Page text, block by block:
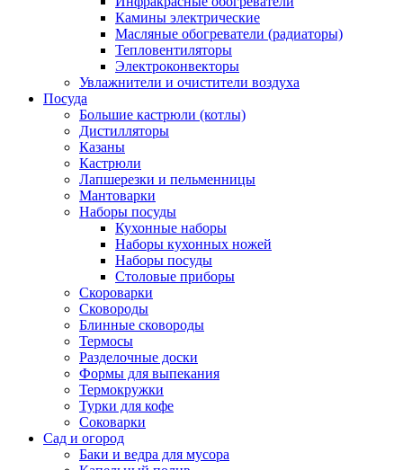
Камины электрические
Масляные обогреватели (радиаторы)
Тепловентиляторы
Электроконвекторы
Увлажнители и очистители воздуха
Посуда
Большие кастрюли (котлы)
Дистилляторы
Казаны
Кастрюли
Лапшерезки и пельменницы
Мантоварки
Наборы посуды
Кухонные наборы
Наборы кухонных ножей
Наборы посуды
Столовые приборы
Скороварки
Сковороды
Блинные сковороды
Термосы
Разделочные доски
Формы для выпекания
Термокружки
Турки для кофе
Соковарки
Сад и огород
Баки и ведра для мусора